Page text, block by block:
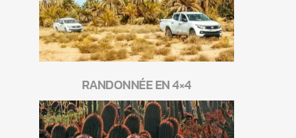
RANDONNÉE EN 4×4